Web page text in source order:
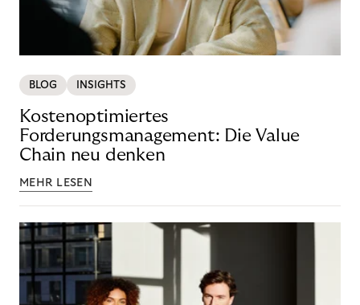
BLOG INSIGHTS
Kostenoptimiertes
Forderungsmanagement: Die Value
Chain neu denken
MEHR LESEN